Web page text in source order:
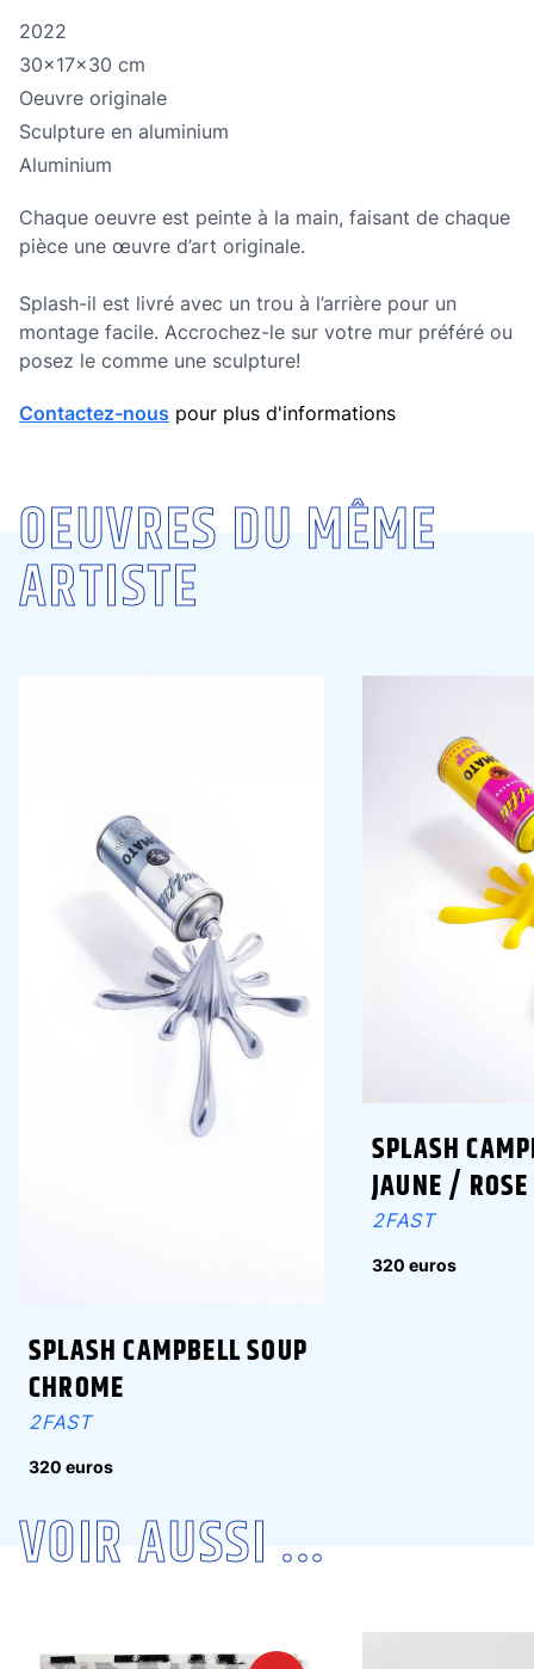
Année de réalisation
2022
Dimensions
30x17x30 cm
Oeuvre originale
Oeuvre originale
Technique
Sculpture en aluminium
Technique
Aluminium
Chaque oeuvre est peinte à la main, faisant de chaque
pièce une œuvre d’art originale.
Splash-il est livré avec un trou à l’arrière pour un
montage facile. Accrochez-le sur votre mur préféré ou
posez le comme une sculpture!
Contactez-nous pour plus d'informations
OEUVRES DU MÊME
ARTISTE
SPLASH CAMPBELL SOUP
CHROME
2FAST
320 euros
SPLASH
JAUNE / ROSE
2FAST
320 euros
VOIR AUSSI ...